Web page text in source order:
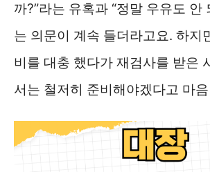
까?”라는 유혹과 “정말 우유도 안
는 의문이 계속 들더라고요. 하지
비를 대충 했다가 재검사를 받은
서는 철저히 준비해야겠다고 마